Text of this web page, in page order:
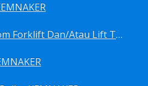
Sertifikasi Side Boom Forklift Dan/Atau Lift Truk KEMNAKER